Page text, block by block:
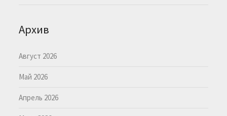
Архив
Август 2026
Май 2026
Апрель 2026